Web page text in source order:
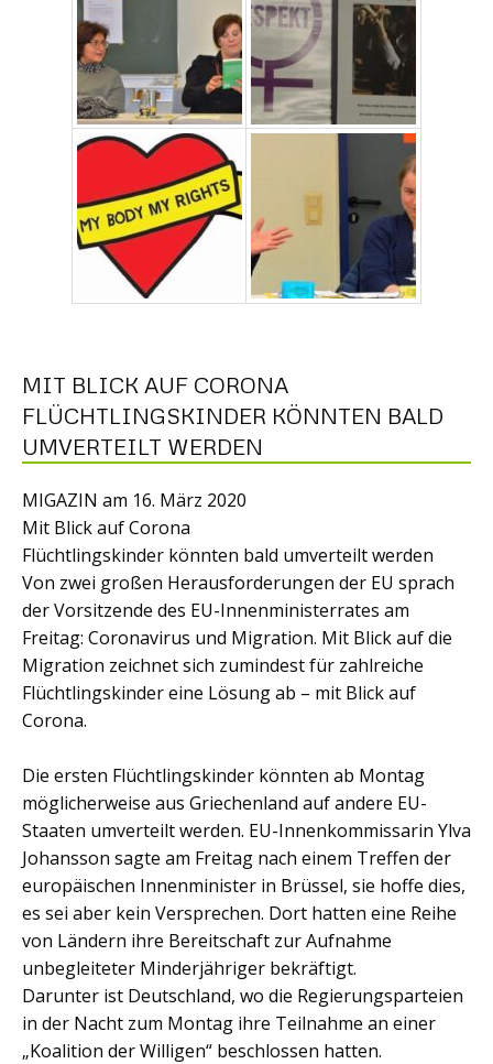
MIT BLICK AUF CORONA
FLÜCHTLINGSKINDER KÖNNTEN BALD
UMVERTEILT WERDEN
MIGAZIN am 16. März 2020
Mit Blick auf Corona
Flüchtlingskinder könnten bald umverteilt werden
Von zwei großen Herausforderungen der EU sprach
der Vorsitzende des EU-Innenministerrates am
Freitag: Coronavirus und Migration. Mit Blick auf die
Migration zeichnet sich zumindest für zahlreiche
Flüchtlingskinder eine Lösung ab – mit Blick auf
Corona.
Die ersten Flüchtlingskinder könnten ab Montag
möglicherweise aus Griechenland auf andere EU-
Staaten umverteilt werden. EU-Innenkommissarin Ylva
Johansson sagte am Freitag nach einem Treffen der
europäischen Innenminister in Brüssel, sie hoffe dies,
es sei aber kein Versprechen. Dort hatten eine Reihe
von Ländern ihre Bereitschaft zur Aufnahme
unbegleiteter Minderjähriger bekräftigt.
Darunter ist Deutschland, wo die Regierungsparteien
in der Nacht zum Montag ihre Teilnahme an einer
„Koalition der Willigen“ beschlossen hatten.